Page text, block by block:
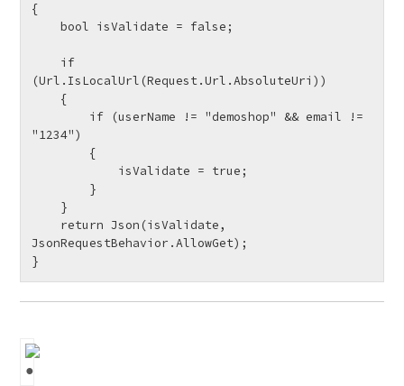
{
    bool isValidate = false;
(Url.IsLocalUrl(Request.Url.AbsoluteUri))
"1234")
JsonRequestBehavior.AllowGet);
}